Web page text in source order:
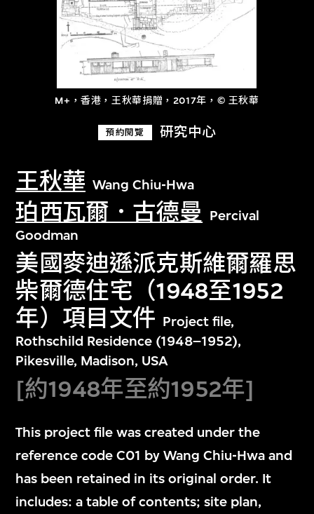
M+，香港，王秋華捐贈，2017年，© 王秋華
預約閱覽 研究中心
王秋華 Wang Chiu-Hwa
珀西瓦爾．古德曼
Percival
Goodman
美國麥迪遜派克斯維爾羅思
柴爾德住宅（1948至1952
年）項目文件 Project file,
Rothschild Residence (1948–1952),
Pikesville, Madison, USA
[約1948年至約1952年]
This project file was created under the
reference code C01 by Wang Chiu-Hwa and
has been retained in its original order. It
includes: a table of contents; site plan,
探索世界頂級的二十及二十一世紀視覺
文化藏品。